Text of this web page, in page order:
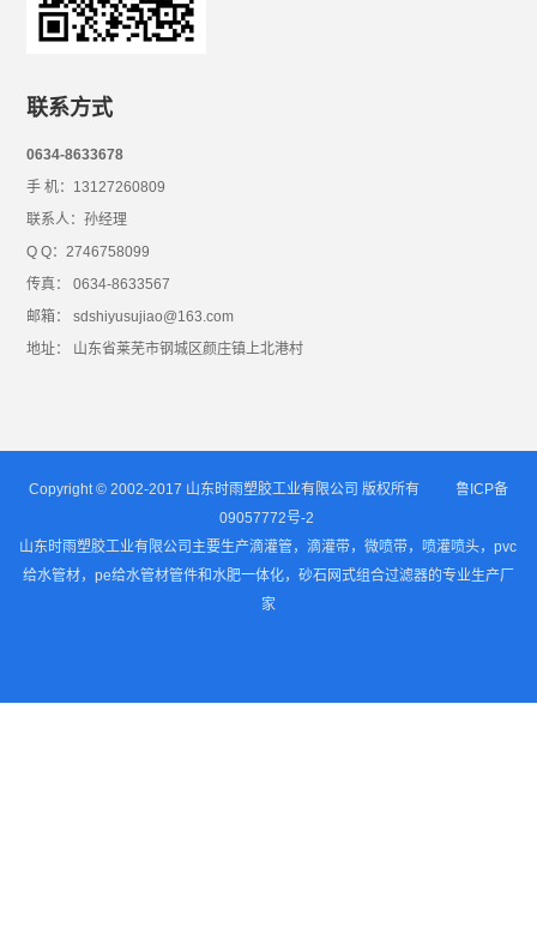
联系方式
0634-8633678
手 机：13127260809
联系人：孙经理
Q Q：2746758099
传真： 0634-8633567
邮箱： sdshiyusujiao@163.com
地址： 山东省莱芜市钢城区颜庄镇上北港村
Copyright © 2002-2017 山东时雨塑胶工业有限公司 版权所有
鲁ICP备
09057772号-2
山东时雨塑胶工业有限公司主要生产滴灌管，滴灌带，微喷带，喷灌喷头，pvc
给水管材，pe给水管材管件和水肥一体化，砂石网式组合过滤器的专业生产厂
家